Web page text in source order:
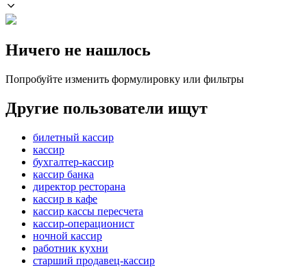
Ничего не нашлось
Попробуйте изменить формулировку или фильтры
Другие пользователи ищут
билетный кассир
кассир
бухгалтер-кассир
кассир банка
директор ресторана
кассир в кафе
кассир кассы пересчета
кассир-операционист
ночной кассир
работник кухни
старший продавец-кассир